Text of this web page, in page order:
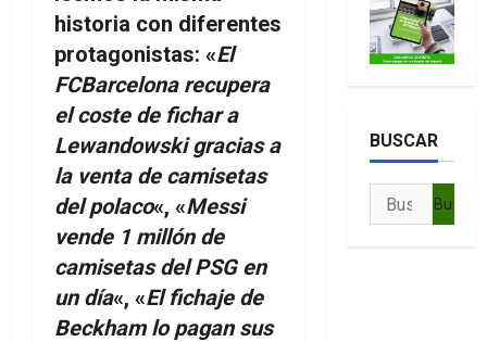
historia con diferentes
protagonistas: «El
FCBarcelona recupera
el coste de fichar a
Lewandowski gracias a
la venta de camisetas
del polaco«, «Messi
vende 1 millón de
camisetas del PSG en
un día«, «El fichaje de
Beckham lo pagan sus
BUSCAR
Buscar: